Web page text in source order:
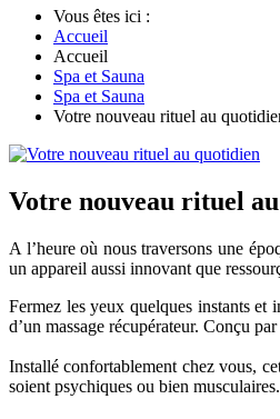
Vous êtes ici :
Accueil
Accueil
Spa et Sauna
Spa et Sauna
Votre nouveau rituel au
Votre nouveau rituel
A l’heure où nous traversons une
un appareil aussi innovant que
Fermez les yeux quelques instants et
d’un massage récupérateur. Conçu
Installé confortablement chez vous,
soient psychiques ou bien